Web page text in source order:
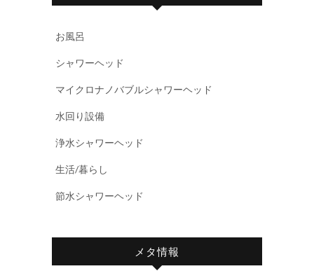
お風呂
シャワーヘッド
マイクロナノバブルシャワーヘッド
水回り設備
浄水シャワーヘッド
生活/暮らし
節水シャワーヘッド
メタ情報